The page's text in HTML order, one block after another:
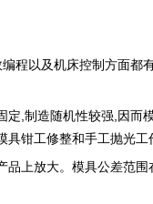
程以及机床控制方面
,制造随机性较强,因而
钳工修整和手工抛光工
上放大。模具公差范